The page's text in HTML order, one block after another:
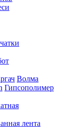
Волма
Гипсополимер
лента